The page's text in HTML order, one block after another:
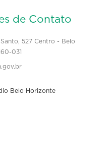
de Contato
527 Centro - Belo
031
Belo Horizonte